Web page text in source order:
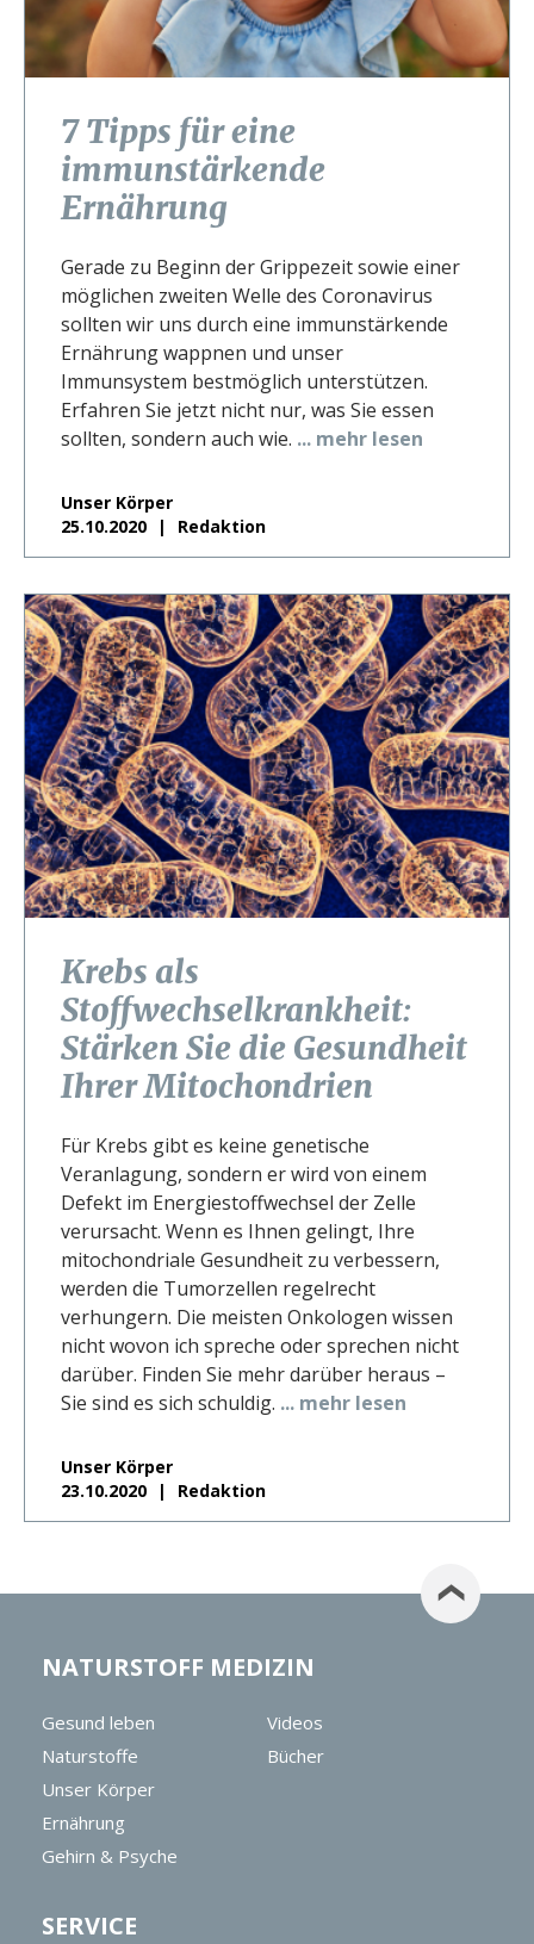
7 Tipps für eine
immunstärkende
Ernährung
Gerade zu Beginn der Grippezeit sowie einer
möglichen zweiten Welle des Coronavirus
sollten wir uns durch eine immunstärkende
Ernährung wappnen und unser
Immunsystem bestmöglich unterstützen.
Erfahren Sie jetzt nicht nur, was Sie essen
sollten, sondern auch wie. ... mehr lesen
Unser Körper
25.10.2020
Redaktion
Krebs als
Stoffwechselkrankheit:
Stärken Sie die Gesundheit
Ihrer Mitochondrien
Für Krebs gibt es keine genetische
Veranlagung, sondern er wird von einem
Defekt im Energiestoffwechsel der Zelle
verursacht. Wenn es Ihnen gelingt, Ihre
mitochondriale Gesundheit zu verbessern,
werden die Tumorzellen regelrecht
verhungern. Die meisten Onkologen wissen
nicht wovon ich spreche oder sprechen nicht
darüber. Finden Sie mehr darüber heraus –
Sie sind es sich schuldig. ... mehr lesen
Unser Körper
23.10.2020
Redaktion
NATURSTOFF MEDIZIN
Gesund leben
Naturstoffe
Unser Körper
Ernährung
Gehirn & Psyche
Videos
Bücher
SERVICE